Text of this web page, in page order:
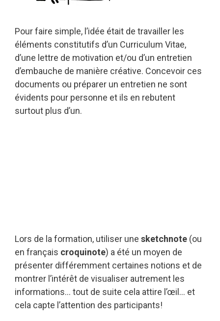
Pour faire simple, l’idée était de travailler les
éléments constitutifs d’un Curriculum Vitae,
d’une lettre de motivation et/ou d’un entretien
d’embauche de manière créative. Concevoir ces
documents ou préparer un entretien ne sont
évidents pour personne et ils en rebutent
surtout plus d’un.
Lors de la formation, utiliser une sketchnote (ou
en français croquinote) a été un moyen de
présenter différemment certaines notions et de
montrer l’intérêt de visualiser autrement les
informations… tout de suite cela attire l’œil… et
cela capte l’attention des participants!